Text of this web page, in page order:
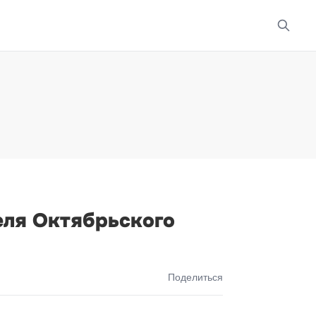
Октябрьского
Поделиться